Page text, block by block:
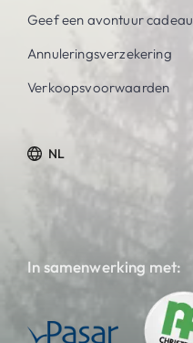
Geef een avontuur cadeau
Annuleringsverzekering
Verkoopsvoorwaarden
NL
In samenwerking met: